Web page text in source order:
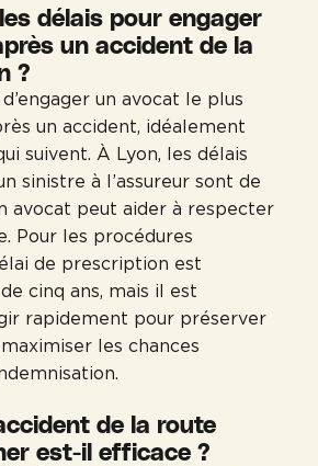
délais pour engager
un accident de la
?
un avocat le plus
un accident, idéalement
suivent. À Lyon, les délais
sinistre à l’assureur sont de
avocat peut aider à respecter
Pour les procédures
de prescription est
cinq ans, mais il est
rapidement pour préserver
les chances
de la route
est-il efficace ?